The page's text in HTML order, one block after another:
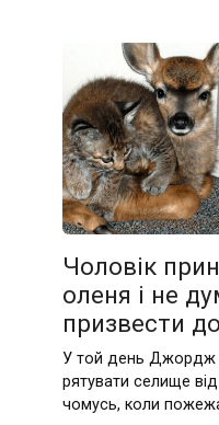
Чоловік
оленя і не
призвести
У той день Джордж
рятувати селище
чомусь, коли